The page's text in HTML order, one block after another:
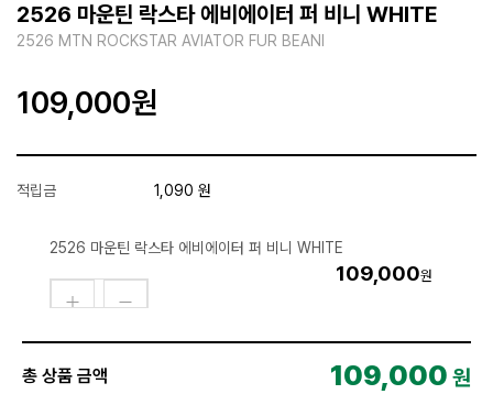
2526 마운틴 락스타 에비에이터 퍼 비니 WHITE
2526 MTN ROCKSTAR AVIATOR FUR BEANI
109,000원
적립금 1,090 원
2526 마운틴 락스타 에비에이터 퍼 비니 WHITE
109,000원
총 상품 금액 109,000 원